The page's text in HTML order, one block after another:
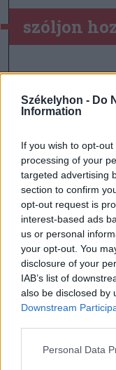
Székelyhon - Do
Information
If you wish to opt-
processing of your
targeted advertising
section to confirm
opt-out request is
interest-based ads
us or personal
your opt-out. You
disclosure of your
IAB’s list of
also be disclosed by
Downstream
Personal Data
szóljon
Ezek is